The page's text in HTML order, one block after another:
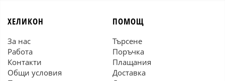
ХЕЛИКОН
За нас
Работа
Контакти
Общи условия
ПОМОЩ
Търсене
Поръчка
Плащания
Доставка